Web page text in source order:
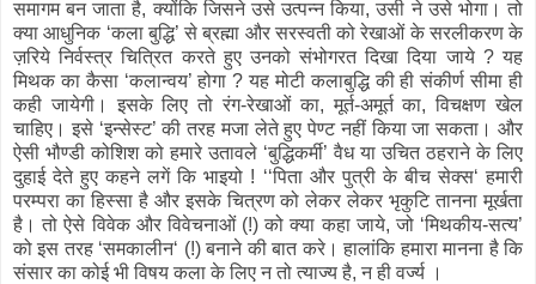
समागम बन जाता है, क्योंकि जिसने उसे उत्पन्न किया, उसी ने उसे भोगा। तो
क्या आधुनिक ‘कला बुद्धि’ से ब्रह्मा और सरस्वती को रेखाओं के सरलीकरण के
ज़रिये निर्वस्त्र चित्रित करते हुए उनको संभोगरत दिखा दिया जाये ? यह
मिथक का कैसा ‘कलान्वय’ होगा ? यह मोटी कलाबुद्धि की ही संकीर्ण सीमा ही
कही जायेगी। इसके लिए तो रंग-रेखाओं का, मूर्त-अमूर्त का, विचक्षण खेल
चाहिए। इसे ‘इन्सेस्ट’ की तरह मजा लेते हुए पेण्ट नहीं किया जा सकता। और
ऐसी भौण्डी कोशिश को हमारे उतावले ‘बुद्धिकर्मी’ वैध या उचित ठहराने के लिए
दुहाई देते हुए कहने लगें कि भाइयो ! ‘‘पिता और पुत्री के बीच सेक्स‘ हमारी
परम्परा का हिस्सा है और इसके चित्रण को लेकर लेकर भृकुटि तानना मूर्खता
है। तो ऐसे विवेक और विवेचनाओं (!) को क्या कहा जाये, जो ‘मिथकीय-सत्य’
को इस तरह ‘समकालीन‘ (!) बनाने की बात करे। हालांकि हमारा मानना है कि
संसार का कोई भी विषय कला के लिए न तो त्याज्य है, न ही वर्ज्य ।